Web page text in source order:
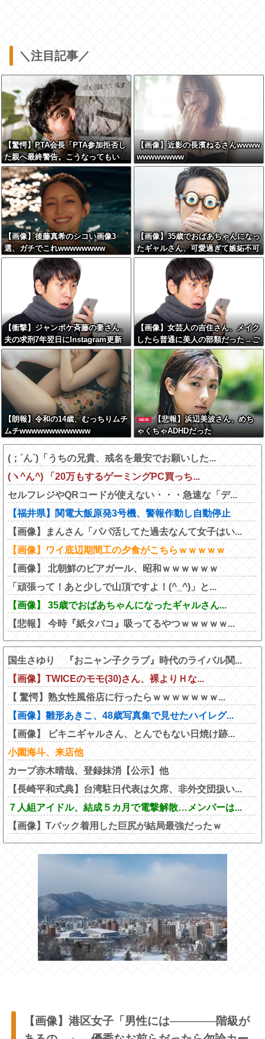
＼注目記事／
【驚愕】PTA会長「PTA参加拒否し
た親へ最終警告。こうなってもい
い？」←コレはどっちが悪いのか？
大論争が巻き起こってしまう…
【画像】近影の長濱ねるさんwwww
wwwwwwww
【画像】後藤真希のシコい画像3
選、ガチでこれwwwwwwww
【画像】35歳でおばあちゃんになっ
たギャルさん、可愛過ぎて嫉妬不可
避w w w w w w w w w w w
【衝撃】ジャンポケ斉藤の妻さん、
夫の求刑7年翌日にInstagram更新
しSNS民をザワつかせてしまう…
【画像】女芸人の吉住さん、メイク
したら普通に美人の部類だった→ご
覧くださいw w w w w w w w
【朗報】令和の14歳、むっちりムチ
ムチwwwwwwwwwwww
NEW
【悲報】浜辺美波さん、めち
ゃくちゃADHDだった
(；´ん`)「うちの兄貴、戒名を最安でお願いした...
(ヽ^ん^) 「20万もするゲーミングPC買っち...
セルフレジやQRコードが使えない・・・急速な「デ...
【福井県】関電大飯原発3号機、警報作動し自動停止
【画像】まんさん「パパ活してた過去なんて女子はい...
【画像】ワイ底辺期間工の夕食がこちらｗｗｗｗｗ
【画像】 北朝鮮のビアガール、昭和ｗｗｗｗｗｗ
「頑張って！あと少しで山頂ですよ！(^_^)」と...
【画像】 35歳でおばあちゃんになったギャルさん...
【悲報】 今時『紙タバコ』吸ってるやつｗｗｗｗｗ...
国生さゆり 『おニャン子クラブ』時代のライバル関...
【画像】TWICEのモモ(30)さん、裸よりＨな...
【 驚愕】熟女性風俗店に行ったらｗｗｗｗｗｗｗ...
【画像】雛形あきこ、48歳写真集で見せたハイレグ...
【画像】 ビキニギャルさん、とんでもない日焼け跡...
小園海斗、来店他
カープ赤木晴哉、登録抹消【公示】他
【長崎平和式典】台湾駐日代表は欠席、非外交団扱い...
７人組アイドル、結成５カ月で電撃解散…メンバーは...
【画像】Tバック着用した巨尻が結局最強だったｗ
【画像】港区女子「男性には──────階級が